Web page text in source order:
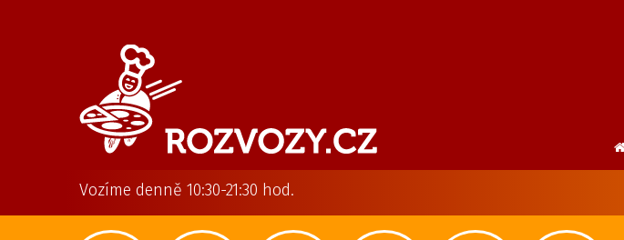
Vozíme denně 10:30-21:30 hod.